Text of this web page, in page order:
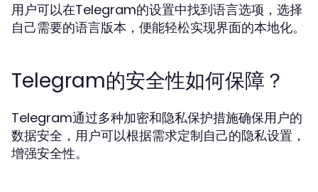
用户可以在Telegram的设置中找到语言选项，选择
自己需要的语言版本，便能轻松实现界面的本地化。
Telegram的安全性如何保障？
Telegram通过多种加密和隐私保护措施确保用户的
数据安全，用户可以根据需求定制自己的隐私设置，
增强安全性。